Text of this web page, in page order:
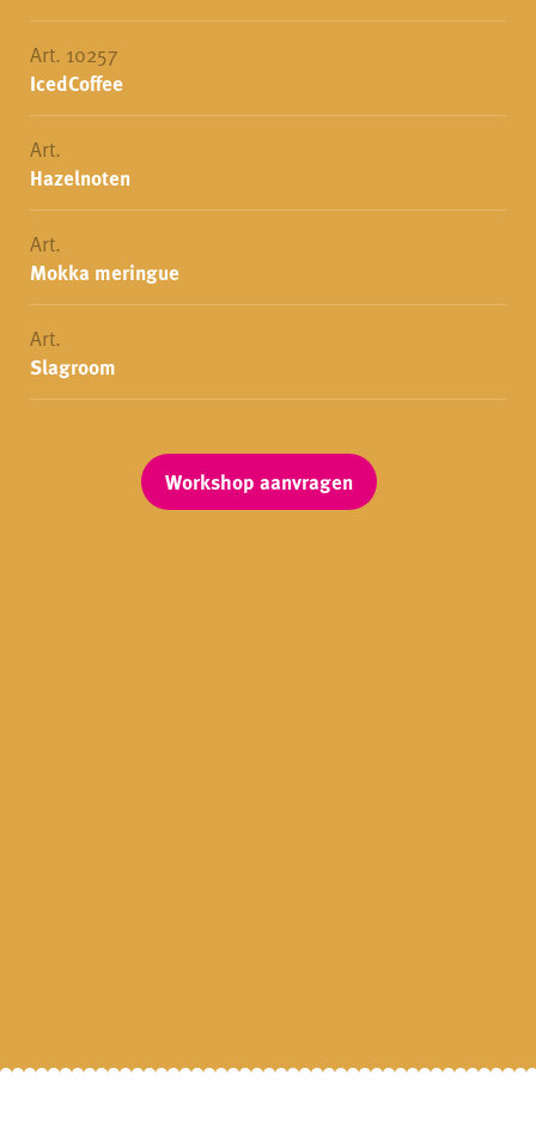
Art. 10257
IcedCoffee
Art.
Hazelnoten
Art.
Mokka meringue
Art.
Slagroom
Workshop aanvragen